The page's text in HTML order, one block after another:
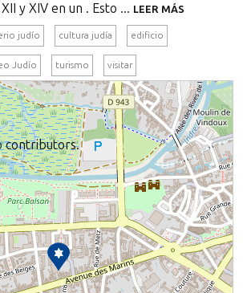
y XIV en un . Esto ... LEER MÁS
judío cultura judía edificio
Judío turismo visitar
contributors.